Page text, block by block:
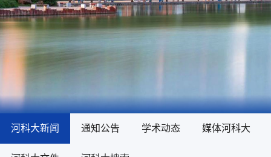
河科大新闻 通知公告 学术动态 媒体河科大
河科大新闻 通知公告 学术动态 媒体河科大